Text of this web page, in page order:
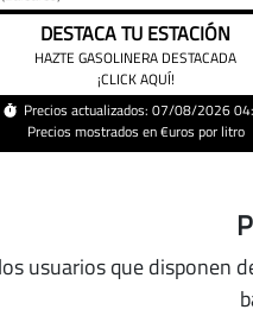
DESTACA TU ESTACIÓN
HAZTE GASOLINERA DESTACADA
¡CLICK AQUÍ!
Precios actualizados: 07/08/2026
Precios mostrados en €uros por litro
usuarios que disponen